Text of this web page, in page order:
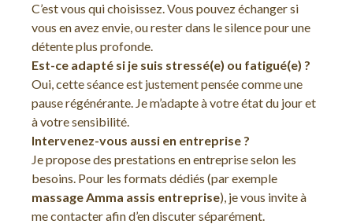
C’est vous qui choisissez. Vous pouvez échanger si
vous en avez envie, ou rester dans le silence pour une
détente plus profonde.
Est-ce adapté si je suis stressé(e) ou fatigué(e) ?
Oui, cette séance est justement pensée comme une
pause régénérante. Je m’adapte à votre état du jour et
à votre sensibilité.
Intervenez-vous aussi en entreprise ?
Je propose des prestations en entreprise selon les
besoins. Pour les formats dédiés (par exemple
massage Amma assis entreprise), je vous invite à
me contacter afin d’en discuter séparément.